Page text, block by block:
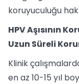
koruyuculuğu
HPV Aşısının
Uzun Süreli
Klinik
en az 10-15 yıl